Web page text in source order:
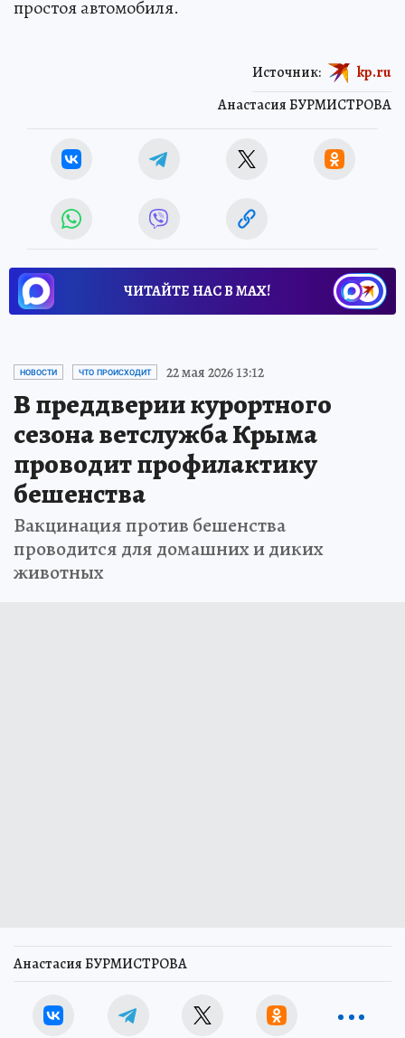
простоя автомобиля.
Анастасия БУРМИСТРОВА
Источник: kp.ru
ЧИТАЙТЕ НАС В МАХ!
НОВОСТИ ЧТО ПРОИСХОДИТ 22 мая 2026 13:12
В преддверии курортного
сезона ветслужба Крыма
проводит профилактику
бешенства
Вакцинация против бешенства
проводится для домашних и диких
животных
Анастасия БУРМИСТРОВА